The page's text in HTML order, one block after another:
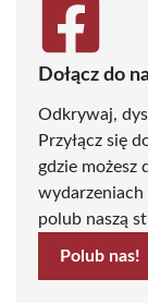
Dołącz do
Odkrywaj,
Przyłącz się
gdzie możesz
wydarzeniach
polub naszą
Polub nas!